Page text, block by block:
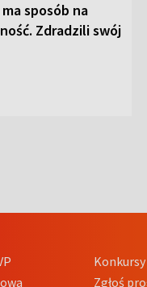
ma sposób na
Zdradzili swój
Konkursy
Zgłoś